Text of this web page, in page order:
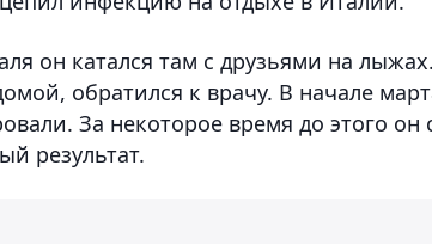
он катался там с друзьями на
обратился к врачу. В начале
За некоторое время до этого
результат.